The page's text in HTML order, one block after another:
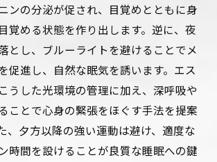
ンの分泌が促され、目覚めとともに身
覚める状態を作り出します。逆に、夜
とし、ブルーライトを避けることでメ
促進し、自然な眠気を誘います。エス
うした光環境の管理に加え、深呼吸や
ことで心身の緊張をほぐす手法を提案
、夕方以降の強い運動は避け、適度な
時間を設けることが良質な睡眠への鍵